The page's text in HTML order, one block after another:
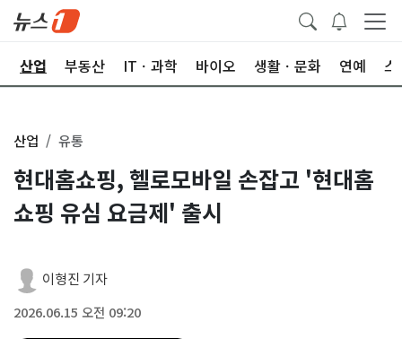
산업 부동산 ITㆍ과학 바이오 생활ㆍ문화 연예 스
산업 유통
현대홈쇼핑, 헬로모바일 손잡고 '현대홈
쇼핑 유심 요금제' 출시
이형진 기자
2026.06.15 오전 09:20